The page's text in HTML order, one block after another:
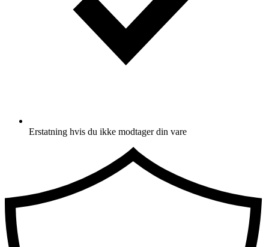
Erstatning hvis du ikke modtager din vare